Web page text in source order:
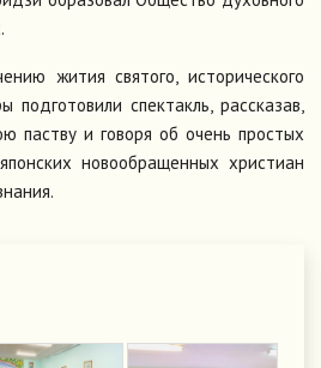
жития святого, исторического
подготовили спектакль, рассказав,
паству и говоря об очень простых
новообращенных христиан